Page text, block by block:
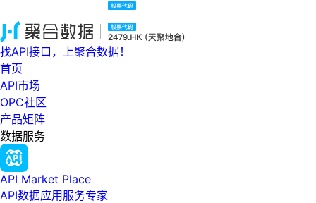
找API接口，上聚合数据！
首页
API市场
OPC社区
产品矩阵
数据服务
API Market Place
API数据应用服务专家